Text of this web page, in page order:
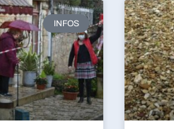
INFOS